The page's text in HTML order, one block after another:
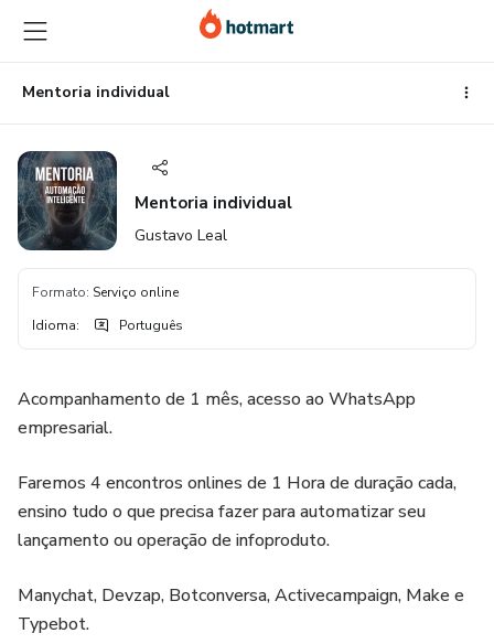
para
o
conteúdo
principal
para
o
pagamento
para
o
rodapé
Mentoria individual
Mentoria individual
Gustavo Leal
Formato: Serviço online
Idioma: Português
Acompanhamento de 1 mês, acesso ao WhatsApp
empresarial.
Faremos 4 encontros onlines de 1 Hora de duração cada,
ensino tudo o que precisa fazer para automatizar seu
lançamento ou operação de infoproduto.
Manychat, Devzap, Botconversa, Activecampaign, Make e
Typebot.